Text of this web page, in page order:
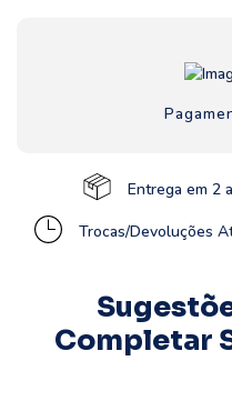
Entrega em 2
Trocas/Devoluções
Completar